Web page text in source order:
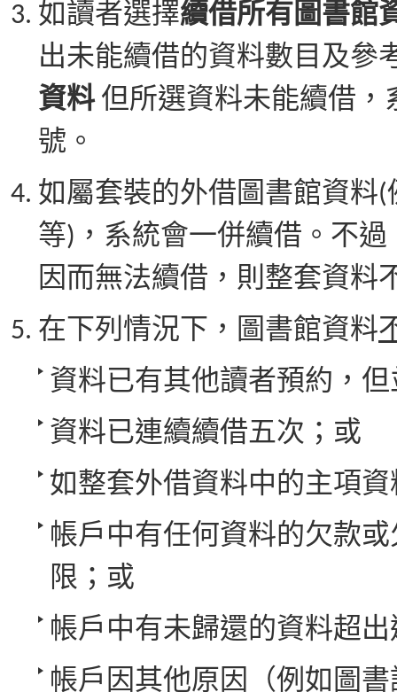
如讀者選擇續借所有圖書館
出未能續借的資料數目及參
資料但所選資料未能續借，
號。
如屬套裝的外借圖書館資料
等)，系統會一併續借。不
因而無法續借，則整套資料
在下列情況下，圖書館資料
資料已有其他讀者預約，
資料已連續續借五次；或
如整套外借資料中的主項
帳戶中有任何資料的欠款
限；或
帳戶中有未歸還的資料超
帳戶因其他原因（例如圖